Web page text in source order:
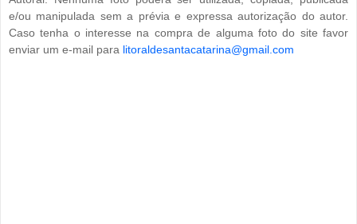
e/ou manipulada sem a prévia e expressa autorização do autor.
Caso tenha o interesse na compra de alguma foto do site favor
enviar um e-mail para litoraldesantacatarina@gmail.com